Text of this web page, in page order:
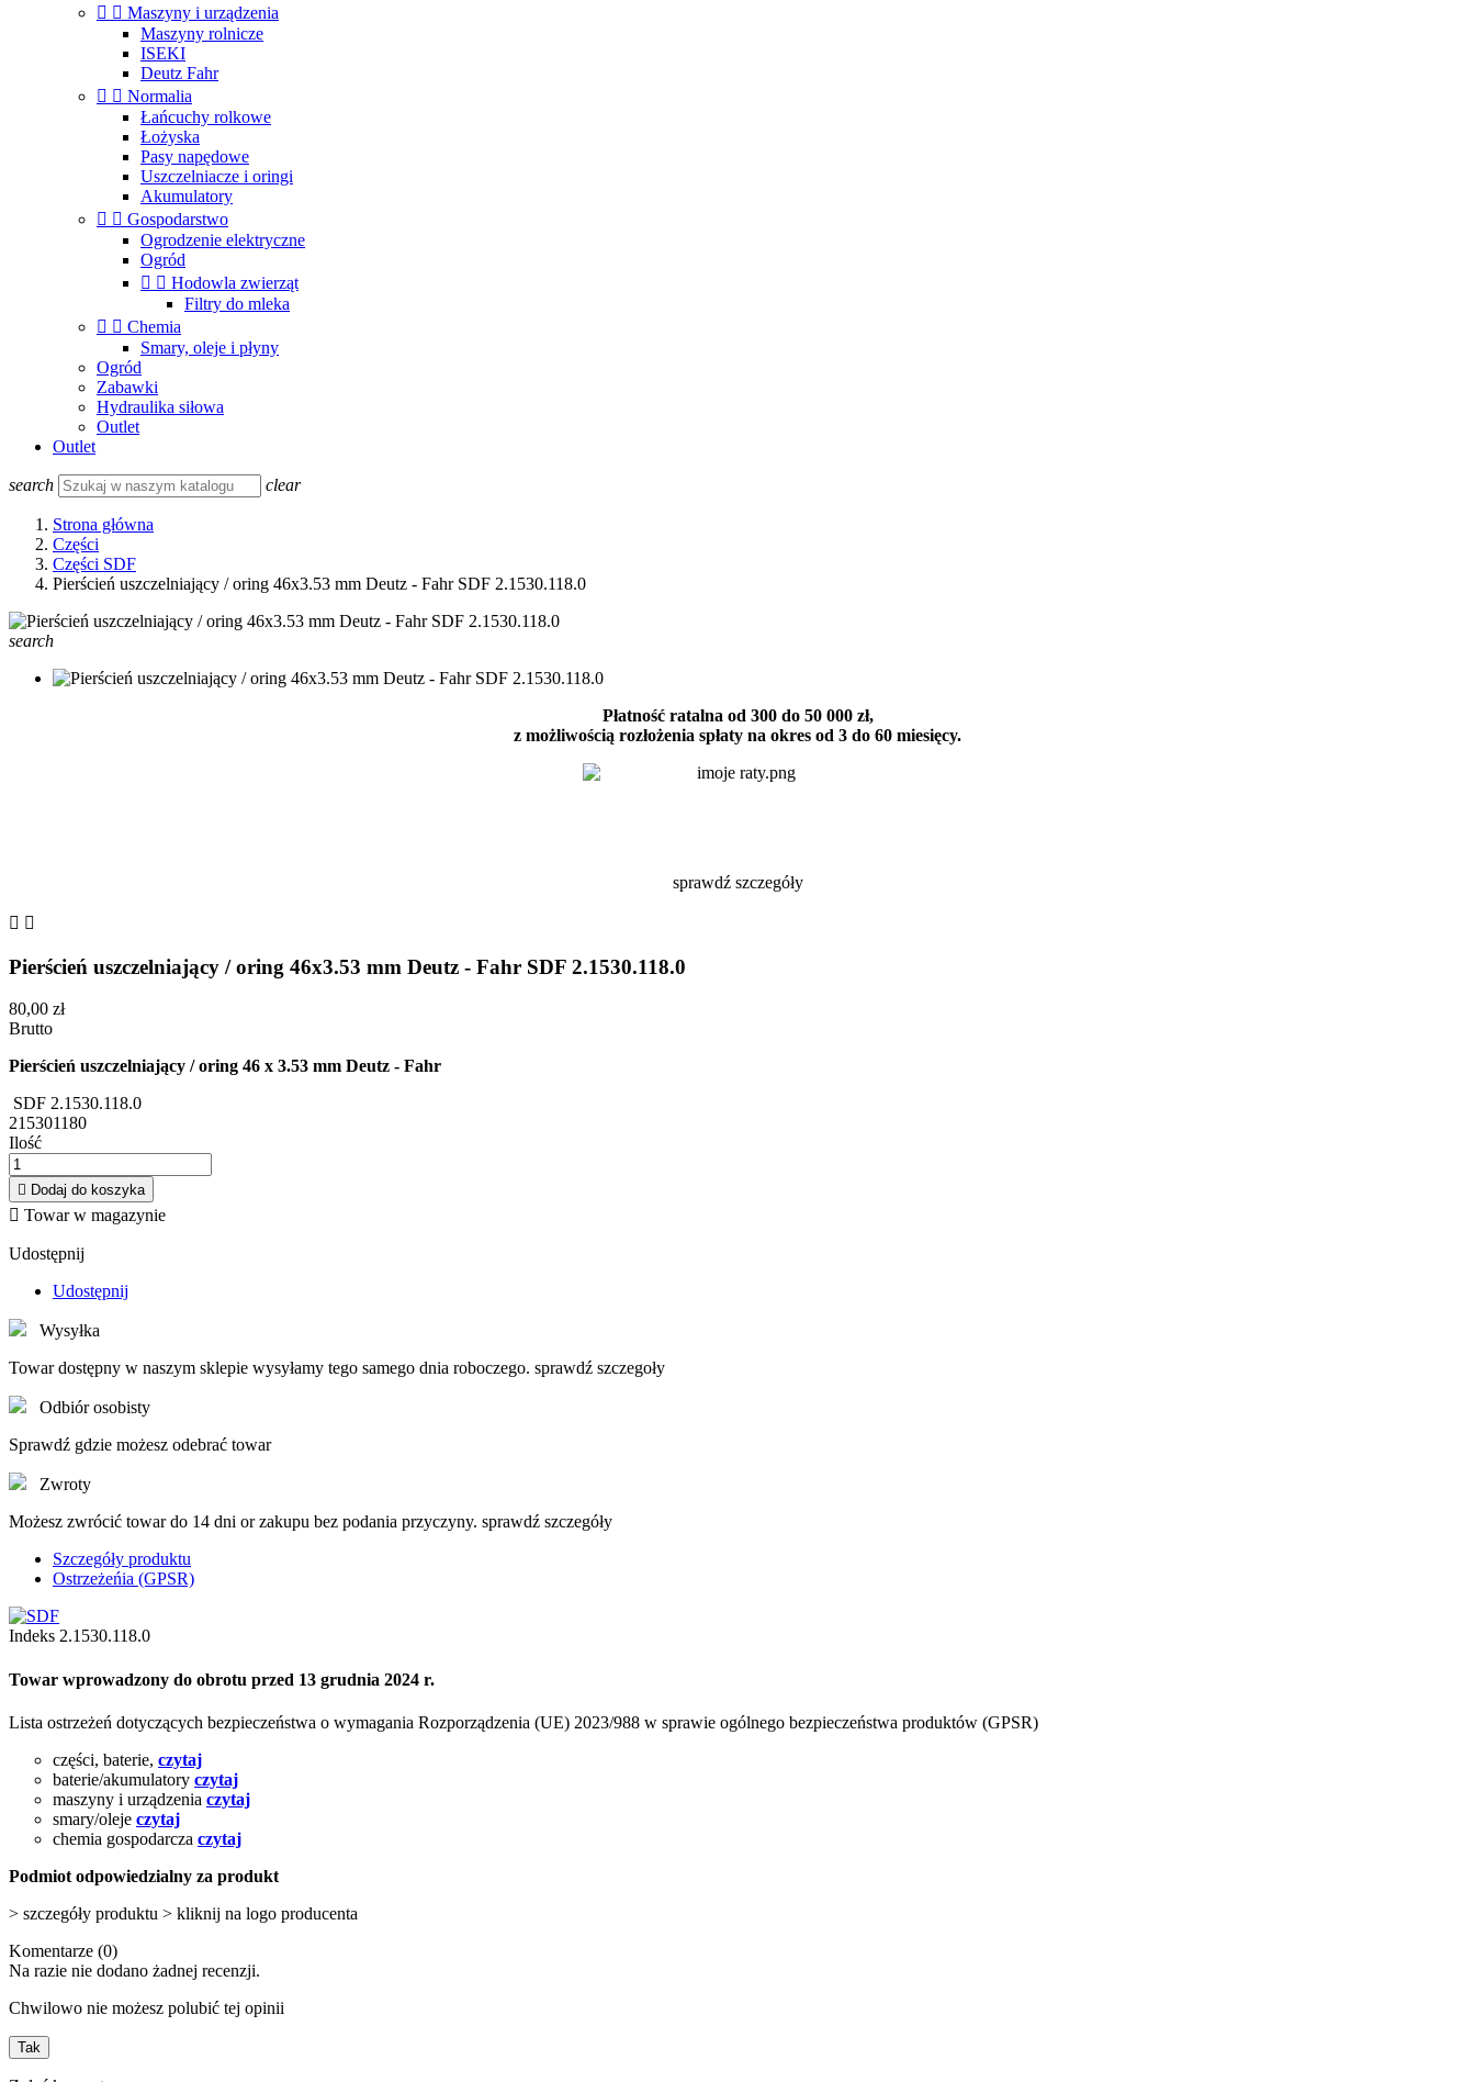
  Maszyny i urządzenia
Maszyny rolnicze
ISEKI
Deutz Fahr
  Normalia
Łańcuchy rolkowe
Łożyska
Pasy napędowe
Uszczelniacze i oringi
Akumulatory
  Gospodarstwo
Ogrodzenie elektryczne
Ogród
  Hodowla zwierząt
Filtry do mleka
  Chemia
Smary, oleje i płyny
Ogród
Zabawki
Hydraulika siłowa
Outlet
Outlet
search clear
Strona główna
Części
Części SDF
Pierścień uszczelniający / oring 46x3.53 mm Deutz - Fahr SDF 2.1530.118.0
search
Płatność ratalna od 300 do 50 000 zł,
z możliwością rozłożenia spłaty na okres od 3 do 60 miesięcy.
sprawdź szczegóły
 
Pierścień uszczelniający / oring 46x3.53 mm Deutz - Fahr SDF 2.1530.118.0
80,00 zł
Brutto
Pierścień uszczelniający / oring 46 x 3.53 mm Deutz - Fahr
SDF 2.1530.118.0
215301180
Ilość
 Dodaj do koszyka
 Towar w magazynie
Udostępnij
Udostępnij
Wysyłka
Towar dostępny w naszym sklepie wysyłamy tego samego dnia roboczego. sprawdź szczegoły
Odbiór osobisty
Sprawdź gdzie możesz odebrać towar
Zwroty
Możesz zwrócić towar do 14 dni or zakupu bez podania przyczyny. sprawdź szczegóły
Szczegóły produktu
Ostrzeżeńia (GPSR)
Indeks 2.1530.118.0
Towar wprowadzony do obrotu przed 13 grudnia 2024 r.
Lista ostrzeżeń dotyczących bezpieczeństwa o wymagania Rozporządzenia (UE) 2023/988 w sprawie ogólnego bezpieczeństwa produktów (GPSR)
części, baterie, czytaj
baterie/akumulatory czytaj
maszyny i urządzenia czytaj
smary/oleje czytaj
chemia gospodarcza czytaj
Podmiot odpowiedzialny za produkt
> szczegóły produktu > kliknij na logo producenta
Komentarze (0)
Na razie nie dodano żadnej recenzji.
Chwilowo nie możesz polubić tej opinii
Tak